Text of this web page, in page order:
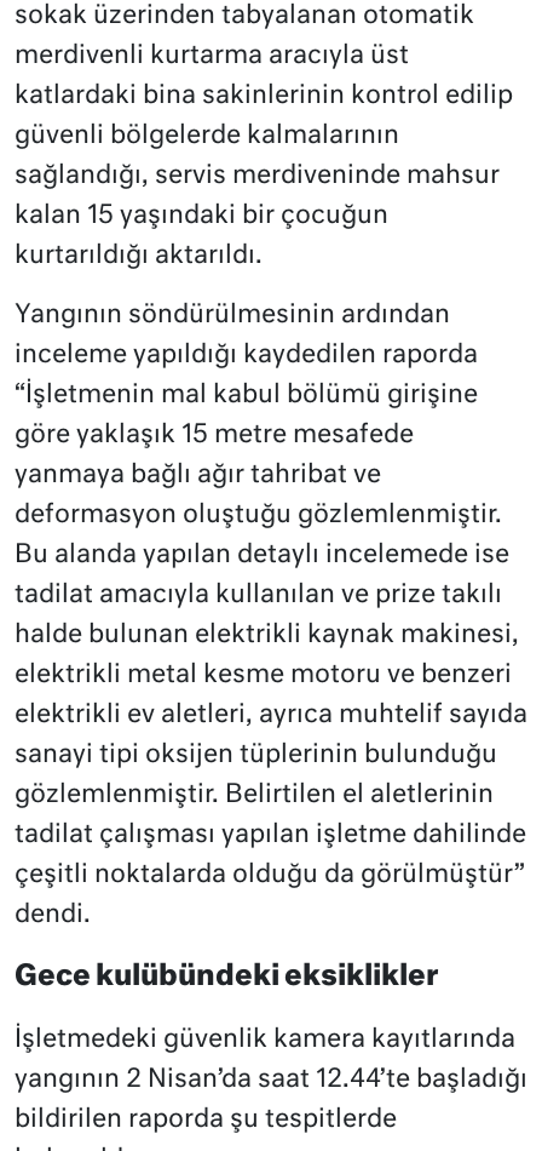
sokak üzerinden tabyalanan otomatik
merdivenli kurtarma aracıyla üst
katlardaki bina sakinlerinin kontrol edilip
güvenli bölgelerde kalmalarının
sağlandığı, servis merdiveninde mahsur
kalan 15 yaşındaki bir çocuğun
kurtarıldığı aktarıldı.
Yangının söndürülmesinin ardından
inceleme yapıldığı kaydedilen raporda
“İşletmenin mal kabul bölümü girişine
göre yaklaşık 15 metre mesafede
yanmaya bağlı ağır tahribat ve
deformasyon oluştuğu gözlemlenmiştir.
Bu alanda yapılan detaylı incelemede ise
tadilat amacıyla kullanılan ve prize takılı
halde bulunan elektrikli kaynak makinesi,
elektrikli metal kesme motoru ve benzeri
elektrikli ev aletleri, ayrıca muhtelif sayıda
sanayi tipi oksijen tüplerinin bulunduğu
gözlemlenmiştir. Belirtilen el aletlerinin
tadilat çalışması yapılan işletme dahilinde
çeşitli noktalarda olduğu da görülmüştür”
dendi.
Gece kulübündeki eksiklikler
İşletmedeki güvenlik kamera kayıtlarında
yangının 2 Nisan’da saat 12.44’te başladığı
bildirilen raporda şu tespitlerde